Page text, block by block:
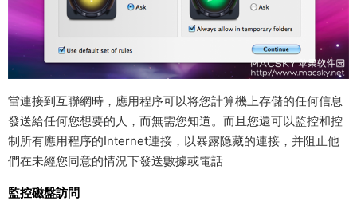
當連接到互聯網時，應用程序可以将您計算機上存儲的任何信息
發送給任何您想要的人，而無需您知道。而且您還可以監控和控
制所有應用程序的Internet連接，以暴露隐藏的連接，并阻止他
們在未經您同意的情況下發送數據或電話
監控磁盤訪問